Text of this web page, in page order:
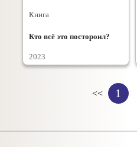
Книга
Кто всё это постороил?
2023
<< 1